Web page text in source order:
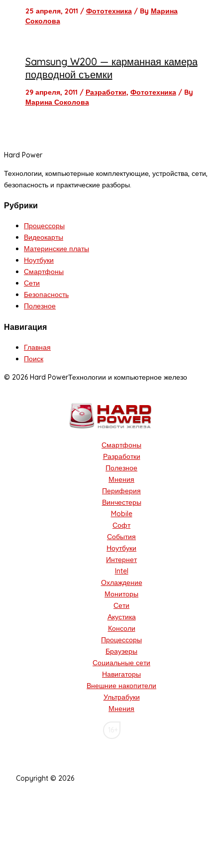
25 апреля, 2011 / Фототехника/ By Марина
Соколова
Samsung W200 — карманная камера
подводной съемки
29 апреля, 2011 / Разработки, Фототехника/ By
Марина Соколова
Hard Power
Технологии, компьютерные комплектующие, устройства, сети,
безопасность и практические разборы.
Рубрики
Процессоры
Видеокарты
Материнские платы
Ноутбуки
Смартфоны
Сети
Безопасность
Полезное
Навигация
Главная
Поиск
© 2026 Hard PowerТехнологии и компьютерное железо
Смартфоны
Разработки
Полезное
Мнения
Периферия
Винчестеры
Mobile
Софт
События
Ноутбуки
Интернет
Intel
Охлаждение
Мониторы
Сети
Акустика
Консоли
Процессоры
Браузеры
Социальные сети
Навигаторы
Внешние накопители
Ультрабуки
Мнения
Copyright © 2026